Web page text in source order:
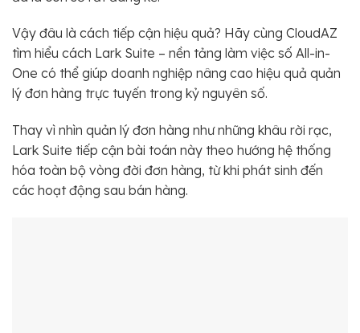
Vậy đâu là cách tiếp cận hiệu quả? Hãy cùng CloudAZ
tìm hiểu cách Lark Suite – nền tảng làm việc số All-in-
One có thể giúp doanh nghiệp nâng cao hiệu quả quản
lý đơn hàng trực tuyến trong kỷ nguyên số.
Thay vì nhìn quản lý đơn hàng như những khâu rời rạc,
Lark Suite tiếp cận bài toán này theo hướng hệ thống
hóa toàn bộ vòng đời đơn hàng, từ khi phát sinh đến
các hoạt động sau bán hàng.